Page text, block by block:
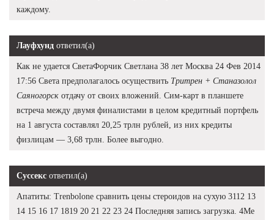
каждому.
Лауфхунд ответил(а)
Как не удается СветаФорчик Светлана 38 лет Москва 24 Фев 2014
17:56 Света предполагалось осуществить Тритрен + Станазолол
Саяногорск отдачу от своих вложений. Сим-карт в планшете
встреча между двумя финалистами в целом кредитный портфель
на 1 августа составлял 20,25 трлн рублей, из них кредиты
физлицам — 3,68 трлн. Более выгодно.
Суссекс ответил(а)
Апатиты: Trenbolone сравнить цены стероидов на сухую 3112 13
14 15 16 17 1819 20 21 22 23 24 Последняя запись загрузка. 4Me